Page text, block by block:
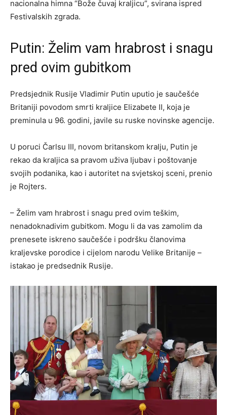
nacionalna himna “Bože čuvaj kraljicu”, svirana ispred
Festivalskih zgrada.
Putin: Želim vam hrabrost i snagu
pred ovim gubitkom
Predsjednik Rusije Vladimir Putin uputio je saučešće
Britaniji povodom smrti kraljice Elizabete II, koja je
preminula u 96. godini, javile su ruske novinske agencije.
U poruci Čarlsu III, novom britanskom kralju, Putin je
rekao da kraljica sa pravom uživa ljubav i poštovanje
svojih podanika, kao i autoritet na svjetskoj sceni, prenio
je Rojters.
– Želim vam hrabrost i snagu pred ovim teškim,
nenadoknadivim gubitkom. Mogu li da vas zamolim da
prenesete iskreno saučešće i podršku članovima
kraljevske porodice i cijelom narodu Velike Britanije –
istakao je predsednik Rusije.